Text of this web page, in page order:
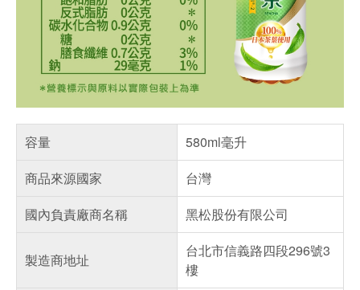
容量
580ml毫升
商品來源國家
台灣
國內負責廠商名稱
黑松股份有限公司
製造商地址
台北市信義路四段296號3
樓